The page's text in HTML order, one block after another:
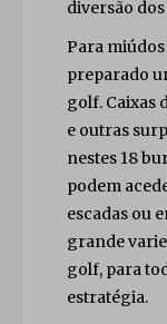
diversão
Para
preparado
golf. Caixas
e outras
nestes 18
podem
escadas ou
grande
golf, para
estratégia.